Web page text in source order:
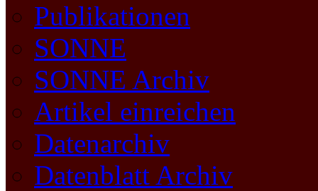
Publikationen
SONNE
SONNE Archiv
Artikel einreichen
Datenarchiv
Datenblatt Archiv